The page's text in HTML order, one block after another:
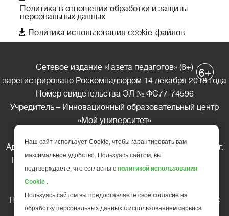
Политика в отношении обработки и защиты
персональных данных
 Политика использования cookie-файлов
Сетевое издание «Газета педагогов» (6+)
зарегистрировано Роскомнадзором 14 декабря 2018 года
Номер свидетельства ЭЛ № ФС77-74596
Учредитель – Инновационный образовательный центр
«Мой университет»
Адрес редакции: 185035 Россия, Республика Карелия, г.
Петрозаводск, ул. Фридриха Энгельса д.10, офис 211
Телефон редакции: +7 (499) 685-10-45
Перепечатка материалов газеты допускается только c
письменного разрешения редакции
6+
Наш сайт использует Cookie, чтобы гарантировать вам
максимальное удобство. Пользуясь сайтом, вы
подтверждаете, что согласны с политикой использования
Cookie .
Пользуясь сайтом вы предоставляете свое согласие на
обработку персональных данных с использованием сервиса